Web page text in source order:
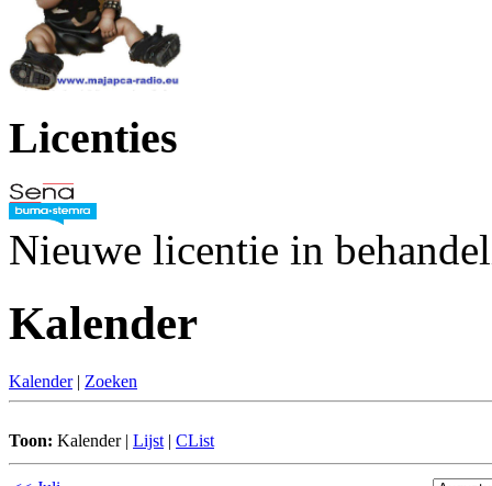
Licenties
Nieuwe licentie in
Kalender
Kalender | Zoeken
Toon: Kalender| Lijst | CList